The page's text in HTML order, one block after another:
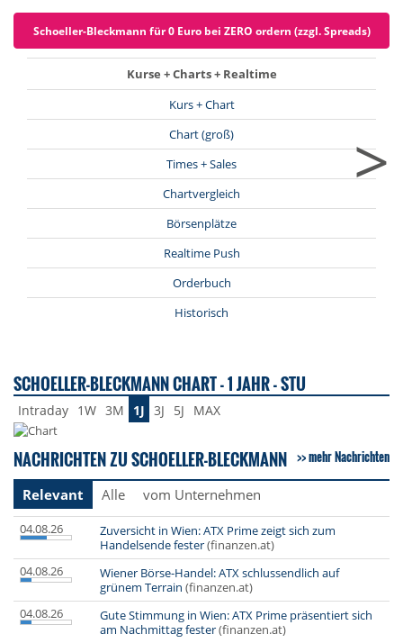
Schoeller-Bleckmann für 0 Euro bei ZERO ordern (zzgl. Spreads)
Kurse + Charts + Realtime
Kurs + Chart
Chart (groß)
Times + Sales
Chartvergleich
Börsenplätze
Realtime Push
Orderbuch
Historisch
>
SCHOELLER-BLECKMANN CHART - 1 JAHR - STU
Intraday 1W 3M 1J 3J 5J MAX
NACHRICHTEN ZU SCHOELLER-BLECKMANN mehr Nachrichten
Relevant Alle vom Unternehmen
04.08.26
Zuversicht in Wien: ATX Prime zeigt sich zum
Handelsende fester(finanzen.at)
04.08.26
Wiener Börse-Handel: ATX schlussendlich auf
grünem Terrain (finanzen.at)
04.08.26
Gute Stimmung in Wien: ATX Prime präsentiert sich
am Nachmittag fester(finanzen.at)